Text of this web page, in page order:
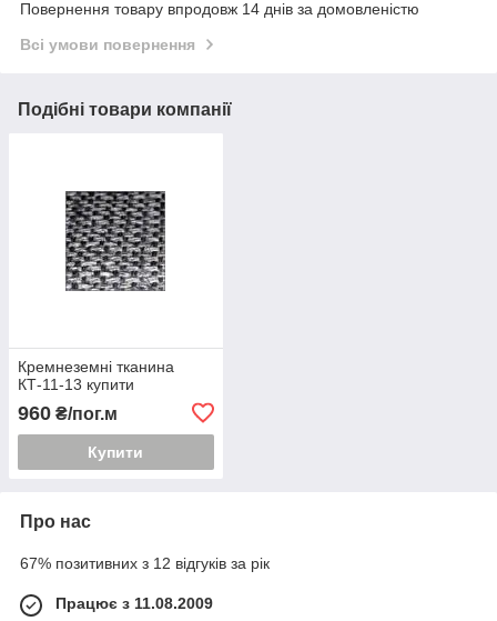
Повернення товару впродовж 14 днів за домовленістю
Всі умови повернення
Подібні товари компанії
Кремнеземні тканина
КТ-11-13 купити
960 ₴/пог.м
Купити
Про нас
67% позитивних з 12 відгуків за рік
Працює з 11.08.2009